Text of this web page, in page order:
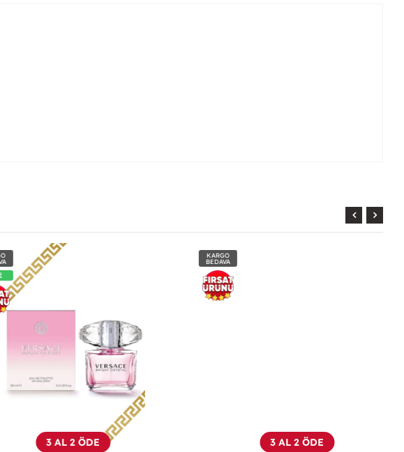
3 AL 2 ÖDE 3 AL 2 ÖDE